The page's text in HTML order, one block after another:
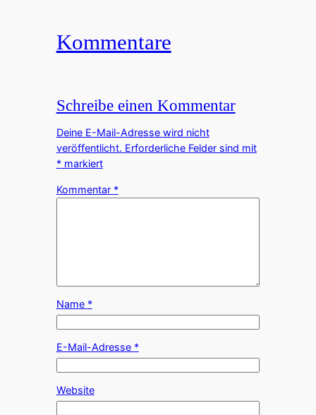
Kommentare
Schreibe einen Kommentar
Deine E-Mail-Adresse wird nicht
veröffentlicht. Erforderliche Felder sind mit
*markiert
Kommentar *
Name *
E-Mail-Adresse *
Website